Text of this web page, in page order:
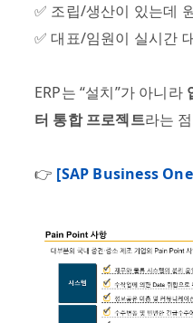
✅ 조립/생산이 있는데
✅ 대표/임원이 실시간
ERP는 “설치”가 아니라
터 통합 프로젝트라는
👉 [SAP Business